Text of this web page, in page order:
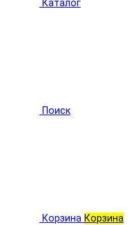
Каталог
Поиск
Корзина Корзина